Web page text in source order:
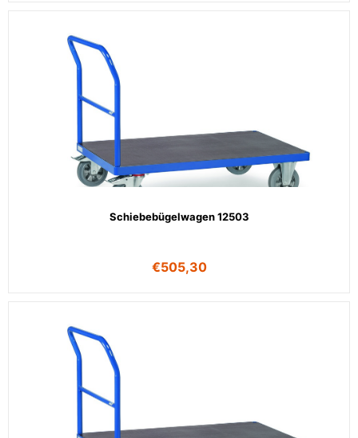
Schiebebügelwagen 12503
€505,30